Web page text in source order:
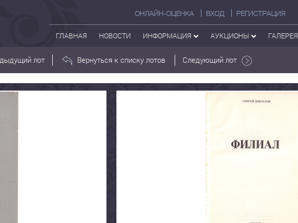
ОНЛАЙН-ОЦЕНКА ВХОД РЕГИСТРАЦИЯ
ГЛАВНАЯ НОВОСТИ ИНФОРМАЦИЯ АУКЦИОНЫ ГАЛЕРЕЯ
лот Вернуться к списку лотов Следующий лот